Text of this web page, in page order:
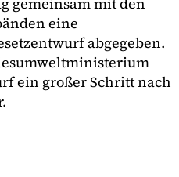
eine
abgegeben.
ein großer Schritt nach